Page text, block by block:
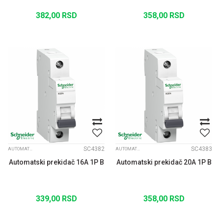
382,00 RSD 358,00 RSD
AUTOMATSKI OSIGURAČI K60N B JEDNOPOLNI SC4382
Automatski prekidač 16A 1P B
339,00 RSD
AUTOMATSKI OSIGURAČI K60N B JEDNOPOLNI SC4383
Automatski prekidač 20A 1P B
358,00 RSD